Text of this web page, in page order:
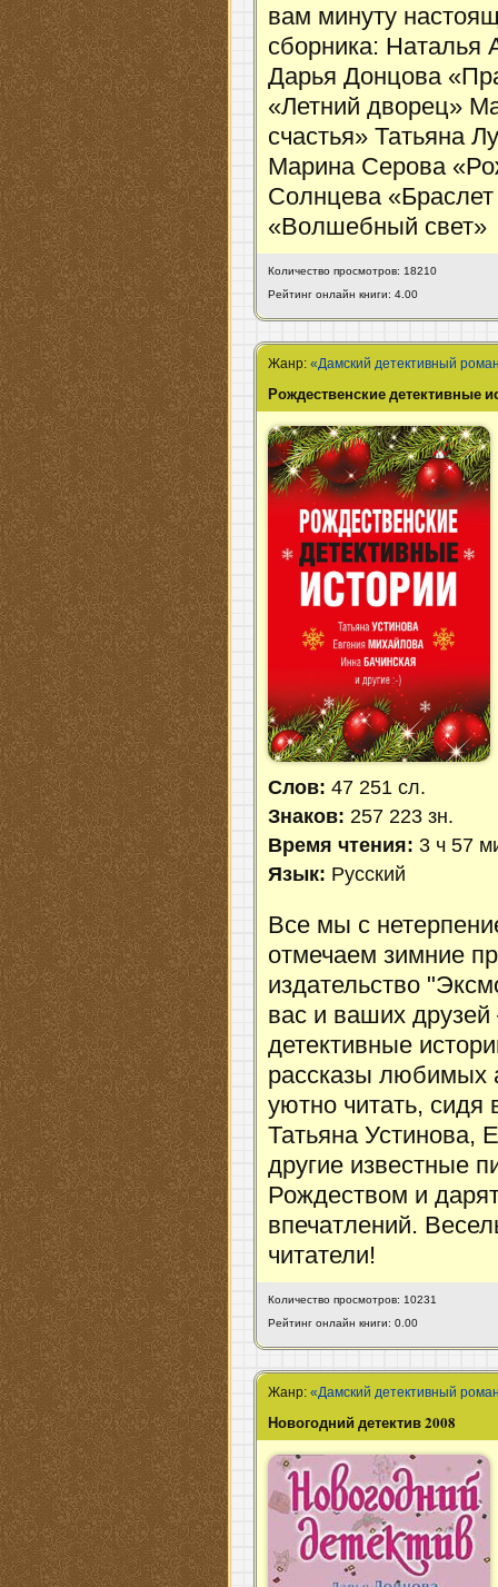
вам минуту
сборника: Наталья
Дарья Донцова
«Летний дворец»
счастья» Татьяна
Марина Серова
Солнцева
«Волшебный свет»
Количество просмотров: 18210
Рейтинг онлайн книги: 4.00
Жанр:«Дамский детективный
Рождественские детективные
Слов:47 251 сл.
Знаков: 257 223 зн.
Время чтения: 3 ч 57
Язык: Русский
Все мы с
отмечаем зимние
издательство
вас и ваших
детективные
рассказы любимых
уютно читать, сидя
Татьяна Устинова,
другие известные
Рождеством и
впечатлений.
читатели!
Количество просмотров: 10231
Рейтинг онлайн книги: 0.00
Жанр:«Дамский детективный
Новогодний детектив 2008